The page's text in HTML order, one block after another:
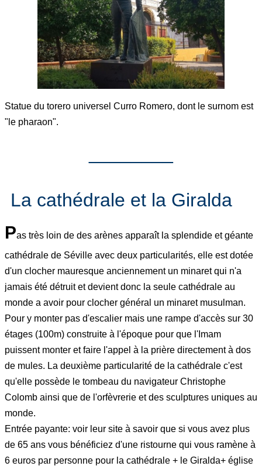
Statue du torero universel Curro Romero, dont le surnom est
"le pharaon".
La cathédrale et la Giralda
Pas très loin de des arènes apparaît la splendide et géante
cathédrale de Séville avec deux particularités, elle est dotée
d'un clocher mauresque anciennement un minaret qui n'a
jamais été détruit et devient donc la seule cathédrale au
monde a avoir pour clocher général un minaret musulman.
Pour y monter pas d'escalier mais une rampe d'accès sur 30
étages (100m) construite à l'époque pour que l'Imam
puissent monter et faire l'appel à la prière directement à dos
de mules. La deuxième particularité de la cathédrale c'est
qu'elle possède le tombeau du navigateur Christophe
Colomb ainsi que de l'orfèvrerie et des sculptures uniques au
monde.
Entrée payante: voir leur site à savoir que si vous avez plus
de 65 ans vous bénéficiez d'une ristourne qui vous ramène à
6 euros par personne pour la cathédrale + le Giralda+ église